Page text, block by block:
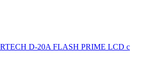
D-20A FLASH PRIME LCD c